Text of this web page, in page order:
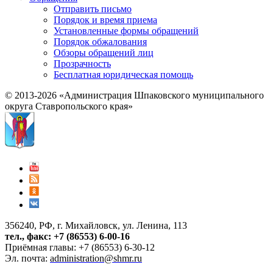
Отправить письмо
Порядок и время приема
Установленные формы обращений
Порядок обжалования
Обзоры обращений лиц
Прозрачность
Бесплатная юридическая помощь
© 2013-2026 «Администрация Шпаковского муниципального
округа Ставропольского края»
356240, РФ, г. Михайловск, ул. Ленина, 113
тел., факс: +7 (86553) 6-00-16
Приёмная главы: +7 (86553) 6-30-12
Эл. почта: administration@shmr.ru